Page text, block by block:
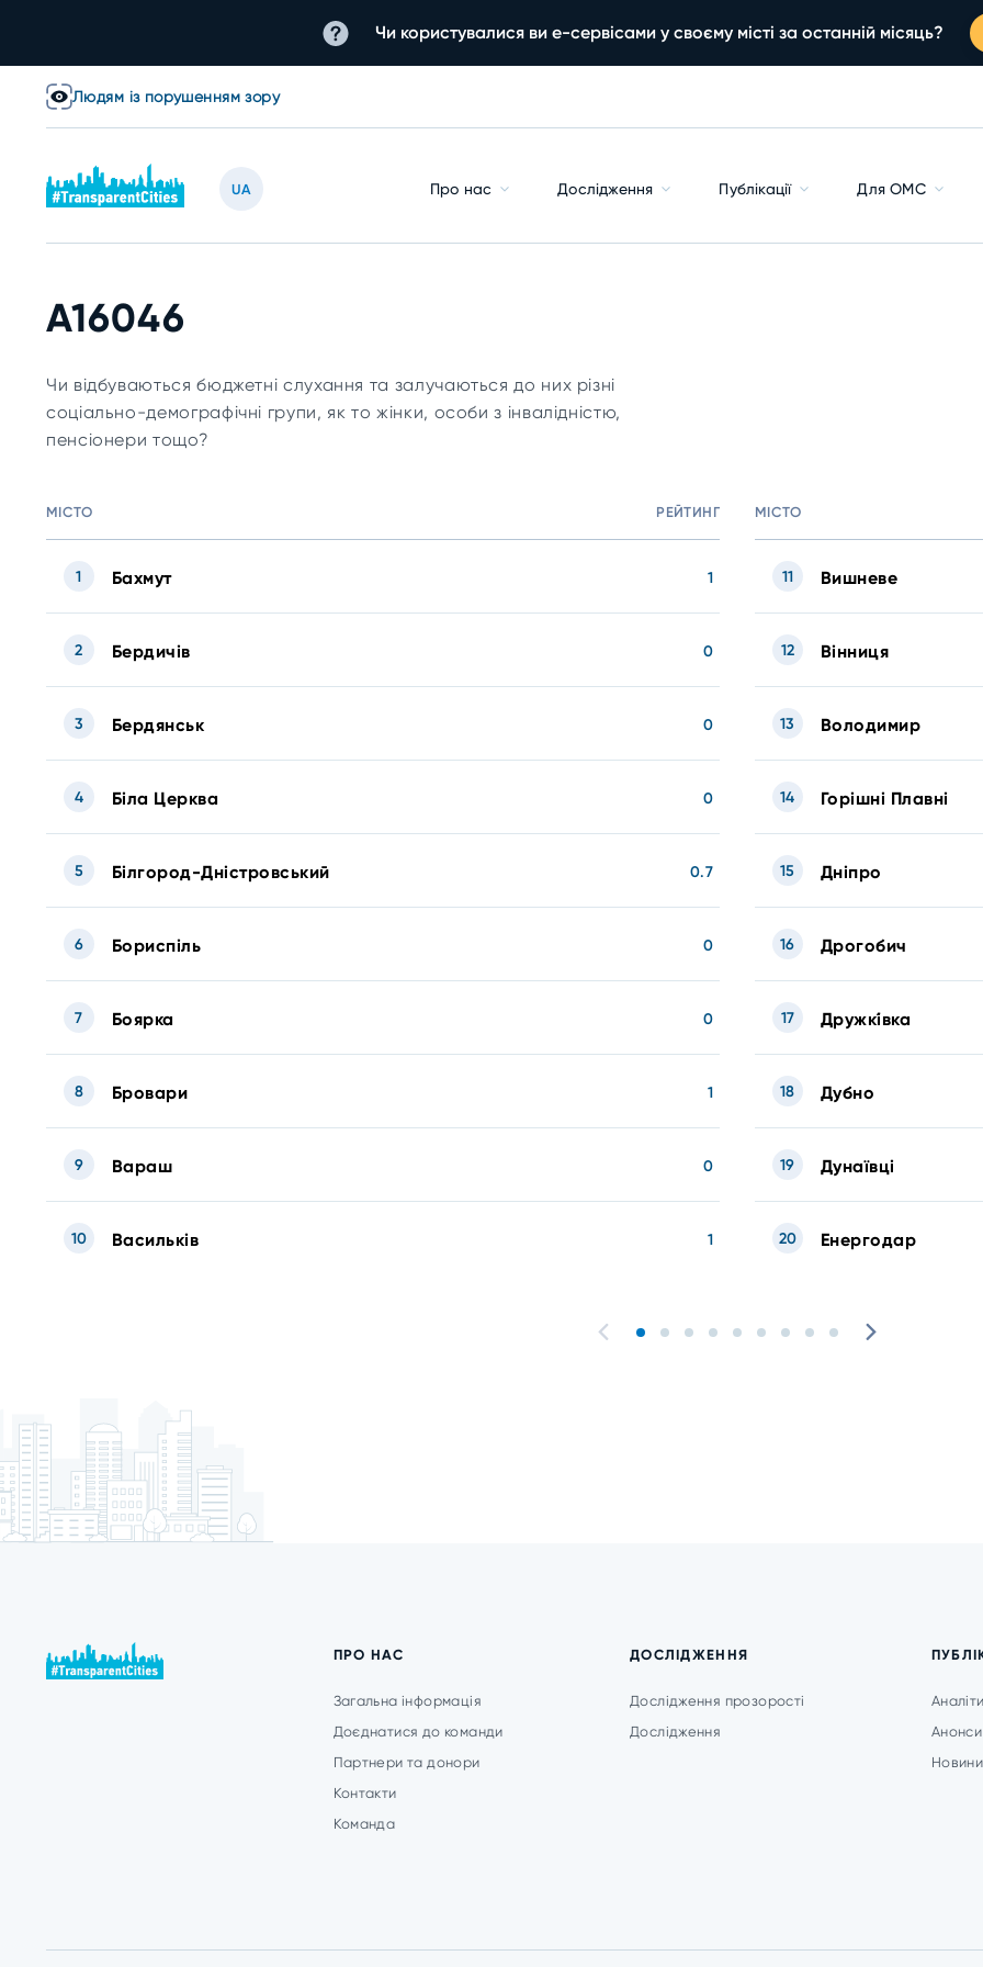
Чи користувалися ви е-сервісами у своєму місті за останній місяць?
Людям із порушенням зору
UA Про нас Дослідження Публікації Для ОМС
A16046
Чи відбуваються бюджетні слухання та залучаються до них різні
соціально-демографічні групи, як то жінки, особи з інвалідністю,
пенсіонери тощо?
МІСТО РЕЙТИНГ
Бахмут 1
1
Бердичів 0
2
Бердянськ 0
3
Біла Церква 0
4
Білгород-Дністровський 0.7
5
Бориспіль 0
6
Боярка 0
7
Бровари 1
8
Вараш 0
9
Васильків 1
10
МІСТО
Вишневе
11
Вінниця
12
Володимир
13
Горішні Плавні
14
Дніпро
15
Дрогобич
16
Дружкі́вка
17
Дубно
18
Дунаївці
19
Енергодар
20
ПРО НАС
Загальна інформація
Доєднатися до команди
Партнери та донори
Контакти
Команда
ДОСЛІДЖЕННЯ
Дослідження прозорості
Дослідження
Анонси
Новини